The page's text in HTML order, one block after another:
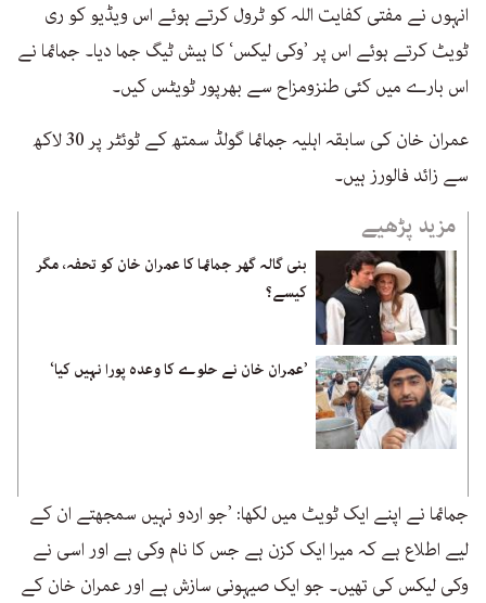
انہوں نے مفتی کفایت اللہ کو ٹرول کرتے ہوئے اس ویڈیو کو ری
ٹویٹ کرتے ہوئے اس پر ’وکی لیکس‘ کا ہیش ٹیگ جما دیا۔ جمائما نے
اس بارے میں کئی طنزومزاح سے بھرپور ٹویٹس کیں۔
عمران خان کی سابقہ اہلیہ جمائما گولڈ سمتھ کے ٹوئٹر پر 30 لاکھ
سے زائد فالورز ہیں۔
مزید پڑھیے
بنی گالہ گھر جمائما کا عمران خان کو تحفہ، مگر
کیسے؟
’عمران خان نے حلوے کا وعدہ پورا نہیں کیا‘
جمائما نے اپنے ایک ٹویٹ میں لکھا: ’جو اردو نہیں سمجھتے ان کے
لیے اطلاع ہے کہ میرا ایک کزن ہے جس کا نام وکی ہے اور اسی نے
وکی لیکس کی تھیں۔ جو ایک صیہونی سازش ہے اور عمران خان کے